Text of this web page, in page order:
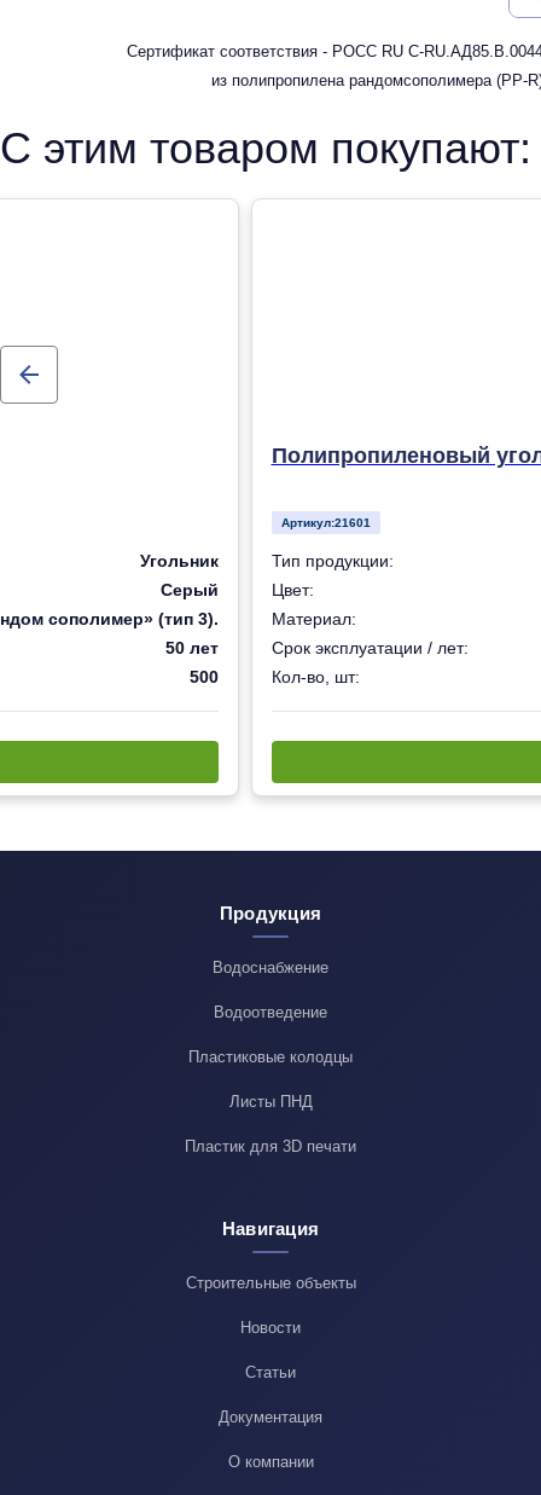
Сертификат соответствия - РОСС RU С-
из полипропилена рандомсополимера (PP-
С этим товаром покупают:
Угольник
Серый
сополимер» (тип 3).
50 лет
500
Полипропиленовый
Артикул:21601
Тип продукции:
Цвет:
Материал:
Срок эксплуатации / лет:
Кол-во, шт:
Продукция
Водоснабжение
Водоотведение
Пластиковые колодцы
Листы ПНД
Пластик для 3D печати
Навигация
Строительные объекты
Новости
Статьи
Документация
О компании